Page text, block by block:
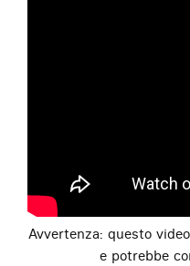
Avvertenza: questo
e potrebbe